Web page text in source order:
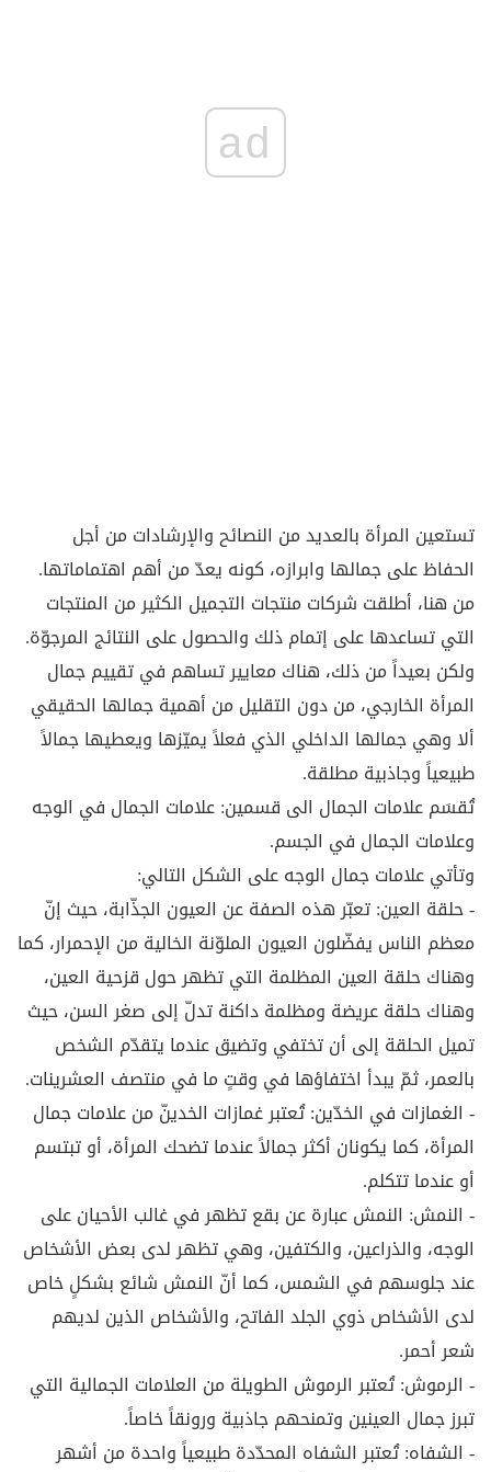
ad
تستعين المرأة بالعديد من النصائح والإرشادات من أجل
الحفاظ على جمالها وابرازه، كونه يعدّ من أهم اهتماماتها.
من هنا، أطلقت شركات منتجات التجميل الكثير من المنتجات
التي تساعدها على إتمام ذلك والحصول على النتائج المرجوّة.
ولكن بعيداً من ذلك، هناك معايير تساهم في تقييم جمال
المرأة الخارجي، من دون التقليل من أهمية جمالها الحقيقي
ألا وهي جمالها الداخلي الذي فعلاً يميّزها ويعطيها جمالاً
طبيعياً وجاذبية مطلقة.
تُقسَم علامات الجمال الى قسمين: علامات الجمال في الوجه
وعلامات الجمال في الجسم.
وتأتي علامات جمال الوجه على الشكل التالي:
- حلقة العين: تعبّر هذه الصفة عن العيون الجذّابة، حيث إنّ
معظم الناس يفضّلون العيون الملوّنة الخالية من الإحمرار، كما
وهناك حلقة العين المظلمة التي تظهر حول قزحية العين،
وهناك حلقة عريضة ومظلمة داكنة تدلّ إلى صغر السن، حيث
تميل الحلقة إلى أن تختفي وتضيق عندما يتقدّم الشخص
بالعمر، ثمّ يبدأ اختفاؤها في وقتٍ ما في منتصف العشرينات.
- الغمازات في الخدّين: تُعتبر غمازات الخدينّ من علامات جمال
المرأة، كما يكونان أكثر جمالاً عندما تضحك المرأة، أو تبتسم
أو عندما تتكلم.
- النمش: النمش عبارة عن بقع تظهر في غالب الأحيان على
الوجه، والذراعين، والكتفين، وهي تظهر لدى بعض الأشخاص
عند جلوسهم في الشمس، كما أنّ النمش شائع بشكلٍ خاص
لدى الأشخاص ذوي الجلد الفاتح، والأشخاص الذين لديهم
شعر أحمر.
- الرموش: تُعتبر الرموش الطويلة من العلامات الجمالية التي
تبرز جمال العينين وتمنحهم جاذبية ورونقاً خاصاً.
- الشفاه: تُعتبر الشفاه المحدّدة طبيعياً واحدة من أشهر